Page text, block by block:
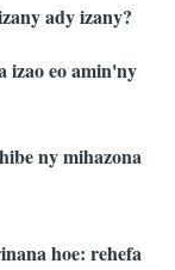
ady izany?
izao eo amin'ny
ny mihazona
hoe: rehefa